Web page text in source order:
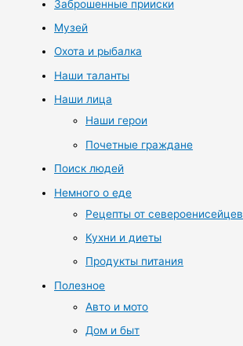
Заброшенные прииски
Музей
Охота и рыбалка
Наши таланты
Наши лица
Наши герои
Почетные граждане
Поиск людей
Немного о еде
Рецепты от североенисейцев
Кухни и диеты
Продукты питания
Полезное
Авто и мото
Дом и быт